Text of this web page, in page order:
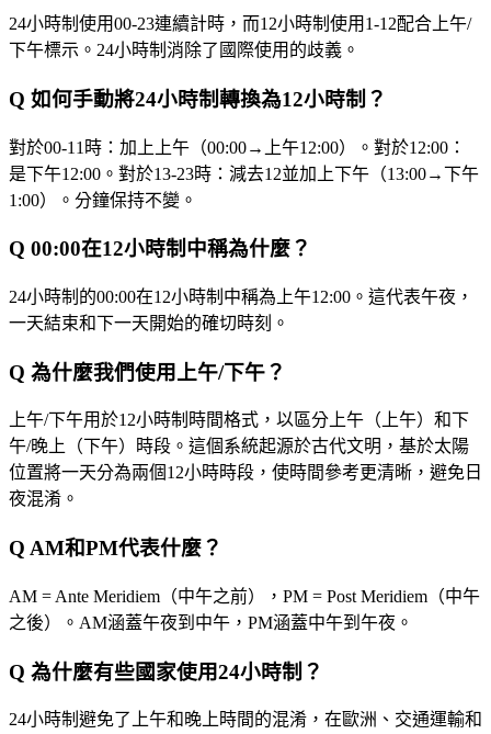
24小時制使用00-23連續計時，而12小時制使用1-12配合上午/
下午標示。24小時制消除了國際使用的歧義。
Q 如何手動將24小時制轉換為12小時制？
對於00-11時：加上上午（00:00→上午12:00）。對於12:00：
是下午12:00。對於13-23時：減去12並加上下午（13:00→下午
1:00）。分鐘保持不變。
Q 00:00在12小時制中稱為什麼？
24小時制的00:00在12小時制中稱為上午12:00。這代表午夜，
一天結束和下一天開始的確切時刻。
Q 為什麼我們使用上午/下午？
上午/下午用於12小時制時間格式，以區分上午（上午）和下
午/晚上（下午）時段。這個系統起源於古代文明，基於太陽
位置將一天分為兩個12小時時段，使時間參考更清晰，避免日
夜混淆。
Q AM和PM代表什麼？
AM = Ante Meridiem（中午之前），PM = Post Meridiem（中午
之後）。AM涵蓋午夜到中午，PM涵蓋中午到午夜。
Q 為什麼有些國家使用24小時制？
24小時制避免了上午和晚上時間的混淆，在歐洲、交通運輸和